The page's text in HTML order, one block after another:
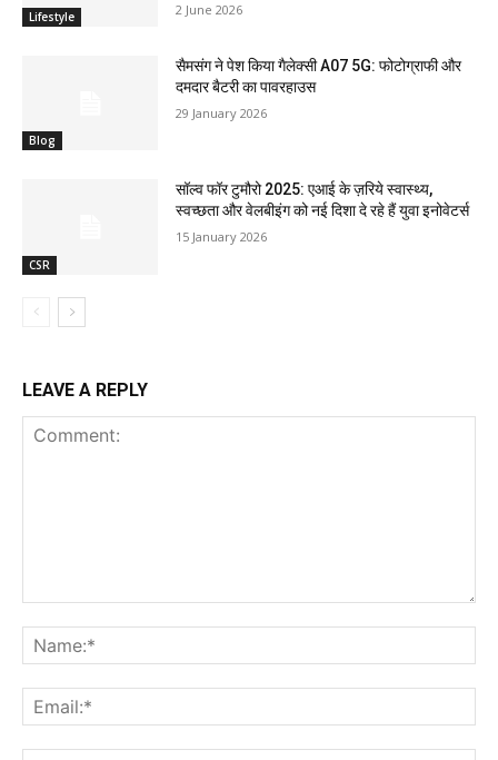
Lifestyle 2 June 2026
Blog
सैमसंग ने पेश किया गैलेक्सी A07 5G: फोटोग्राफी और
दमदार बैटरी का पावरहाउस
29 January 2026
CSR
सॉल्व फॉर टुमौरो 2025: एआई के ज़रिये स्वास्थ्य,
स्वच्छता और वेलबीइंग को नई दिशा दे रहे हैं युवा इनोवेटर्स
15 January 2026
LEAVE A REPLY